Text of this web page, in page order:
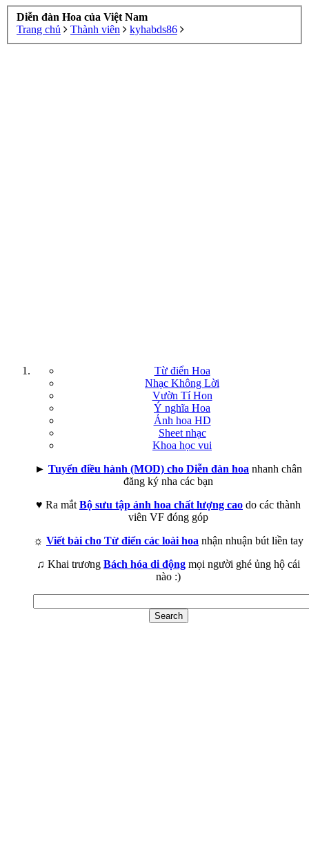
Diễn đàn Hoa của Việt Nam
Trang chủ
Thành viên kyhabds86
Từ điển Hoa
Nhạc Không Lời
Vườn Tí Hon
Ý nghĩa Hoa
Ảnh hoa HD
Sheet nhạc
Khoa học vui
► Tuyển điều hành (MOD) cho Diễn đàn hoa nhanh chân
đăng ký nha các bạn
♥ Ra mắt Bộ sưu tập ảnh hoa chất lượng cao do các thành
viên VF đóng góp
☼ Viết bài cho Từ điển các loài hoa nhận nhuận bút liền tay
♫ Khai trương Bách hóa di động mọi người ghé ủng hộ cái
nào :)